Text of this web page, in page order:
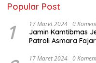
Popular Post
1 17 Maret 2024 0
Jamin Kamtibmas
Patroli Asmara Fajar
17 Maret 2024 0